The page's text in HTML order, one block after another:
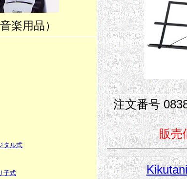
音楽用品）
タル式
子式
注文番号
販売